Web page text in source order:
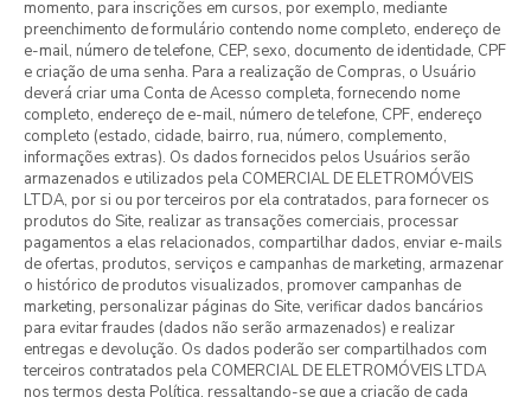
momento, para inscrições em cursos, por exemplo, mediante
preenchimento de formulário contendo nome completo, endereço de
e-mail, número de telefone, CEP, sexo, documento de identidade, CPF
e criação de uma senha. Para a realização de Compras, o Usuário
deverá criar uma Conta de Acesso completa, fornecendo nome
completo, endereço de e-mail, número de telefone, CPF, endereço
completo (estado, cidade, bairro, rua, número, complemento,
informações extras). Os dados fornecidos pelos Usuários serão
armazenados e utilizados pela COMERCIAL DE ELETROMÓVEIS
LTDA, por si ou por terceiros por ela contratados, para fornecer os
produtos do Site, realizar as transações comerciais, processar
pagamentos a elas relacionados, compartilhar dados, enviar e-mails
de ofertas, produtos, serviços e campanhas de marketing, armazenar
o histórico de produtos visualizados, promover campanhas de
marketing, personalizar páginas do Site, verificar dados bancários
para evitar fraudes (dados não serão armazenados) e realizar
entregas e devolução. Os dados poderão ser compartilhados com
terceiros contratados pela COMERCIAL DE ELETROMÓVEIS LTDA
nos termos desta Política, ressaltando-se que a criação de cada